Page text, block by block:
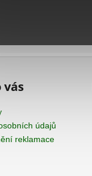
údajů
reklamace